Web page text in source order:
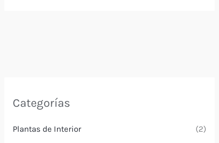
Categorías
Plantas de Interior (2)